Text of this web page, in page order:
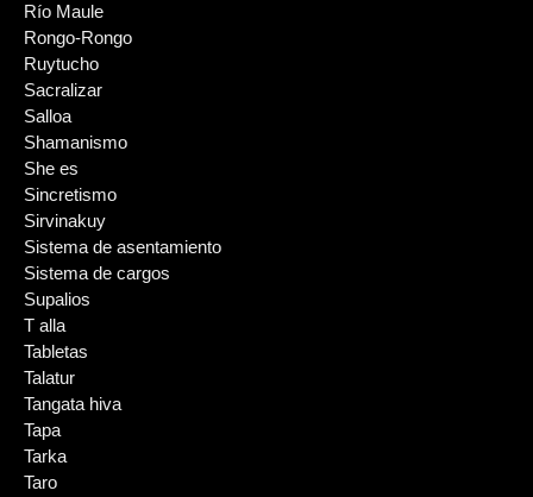
Río Maule
Rongo-Rongo
Ruytucho
Sacralizar
Salloa
Shamanismo
She es
Sincretismo
Sirvinakuy
Sistema de asentamiento
Sistema de cargos
Supalios
T alla
Tabletas
Talatur
Tangata hiva
Tapa
Tarka
Taro